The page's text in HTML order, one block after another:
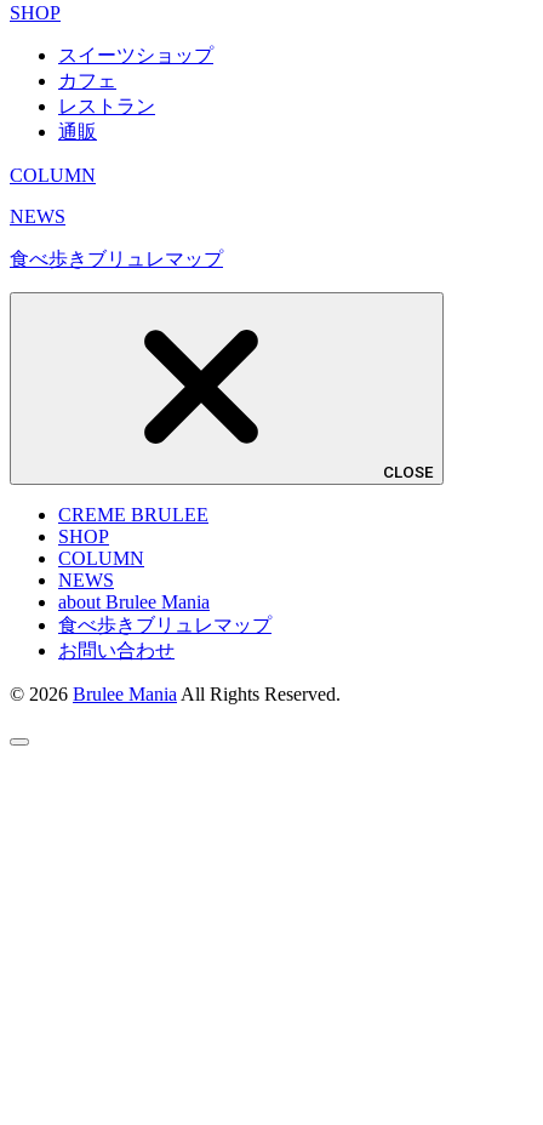
SHOP
スイーツショップ
カフェ
レストラン
通販
COLUMN
NEWS
食べ歩きブリュレマップ
CLOSE
CREME BRULEE
SHOP
COLUMN
NEWS
about Brulee Mania
食べ歩きブリュレマップ
お問い合わせ
© 2026 Brulee Mania All Rights Reserved.